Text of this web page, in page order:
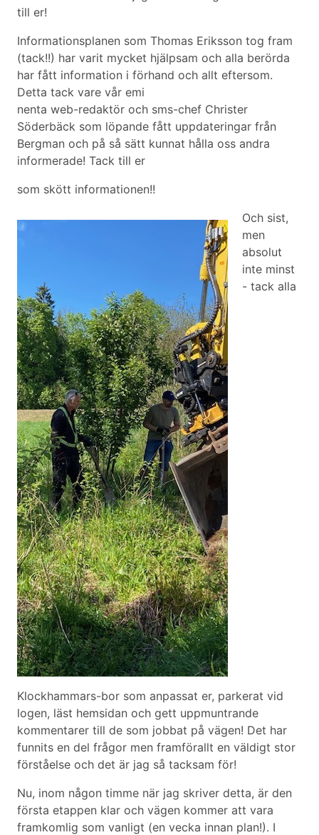
till er!
Informationsplanen som Thomas Eriksson tog fram
(tack!!) har varit mycket hjälpsam och alla berörda
har fått information i förhand och allt eftersom.
Detta tack vare vår emi
nenta web-redaktör och sms-chef Christer
Söderbäck som löpande fått uppdateringar från
Bergman och på så sätt kunnat hålla oss andra
informerade! Tack till er
som skött informationen!!
Och sist,
men
absolut
inte minst
- tack alla
Klockhammars-bor som anpassat er, parkerat vid
logen, läst hemsidan och gett uppmuntrande
kommentarer till de som jobbat på vägen! Det har
funnits en del frågor men framförallt en väldigt stor
förståelse och det är jag så tacksam för!
Nu, inom någon timme när jag skriver detta, är den
första etappen klar och vägen kommer att vara
framkomlig som vanligt (en vecka innan plan!). I